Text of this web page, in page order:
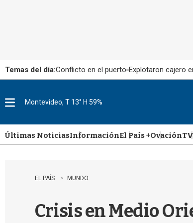
Temas del día:Conflicto en el puerto Explotaron cajero
u
Montevideo, T 13° H 59%
Últimas NoticiasInformaciónEl País +Ovación
EL PAÍS MUNDO
Crisis en Medio